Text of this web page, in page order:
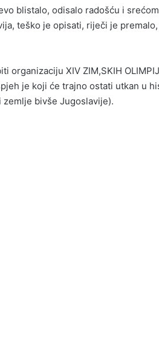
blistalo, odisalo radošću i
teško je opisati, riječi je
organizaciju XIV ZIM,SKIH
je koji će trajno ostati utkan u
zemlje bivše Jugoslavije).